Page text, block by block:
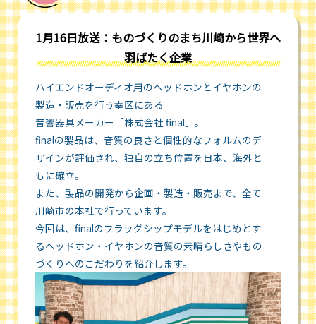
1月16日放送：ものづくりのまち川崎から世界へ
羽ばたく企業
ハイエンドオーディオ用のヘッドホンとイヤホンの
製造・販売を行う幸区にある
音響器具メーカー「株式会社 final」。
finalの製品は、音質の良さと個性的なフォルムのデ
ザインが評価され、独自の立ち位置を日本、海外と
もに確立。
また、製品の開発から企画・製造・販売まで、全て
川崎市の本社で行っています。
今回は、finalのフラッグシップモデルをはじめとす
るヘッドホン・イヤホンの音質の素晴らしさやもの
づくりへのこだわりを紹介します。